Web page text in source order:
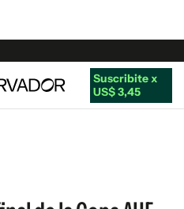
Suscribite x
US$ 3,45